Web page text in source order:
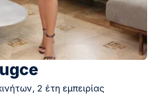
2 έτη εμπειρίας